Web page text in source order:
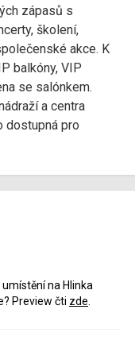
zápasů s
školení,
akce. K
balkóny, VIP
se salónkem.
a centra
dostupná pro
na Hlinka
Preview čti zde